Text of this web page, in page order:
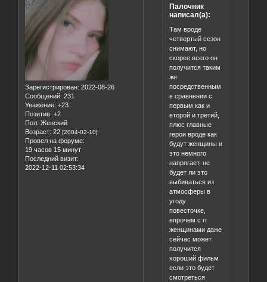
Зарегистрирован: 2022-08-26
Сообщений: 231
Уважение: +23
Позитив: +2
Пол: Женский
Возраст: 22 [2004-02-10]
Провел на форуме:
19 часов 15 минут
Последний визит:
2022-12-11 02:53:34
Палочник
написал(а):
Там вроде
четвертый сезон
снимают, но
скорее всего он
получится таким
же
посредственным
в сравнении с
первым как и
второй и третий,
плюс главные
герои вроде как
будут женщины и
это немного
напрягает, не
будет ли это
выбиваться из
атмосферы в
угоду
повесточке,
впрочем с гг
женщинами даже
сейчас может
получится
хороший фильм
если это будет
смотреться